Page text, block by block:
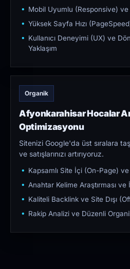
Mobil Uyumlu (Responsive) ve
Yüksek Sayfa Hızı
Kullanıcı Deneyimi (UX) ve
Yaklaşım
Organik
Afyonkarahisar Hocalar
Optimizasyonu
Sitenizi Google'da üst sıralara
ve satışlarınızı artırıyoruz.
Kapsamlı Site İçi (On-Page)
Anahtar Kelime Araştırması
Kaliteli Backlink ve Site Dışı
Rakip Analizi ve Düzenli